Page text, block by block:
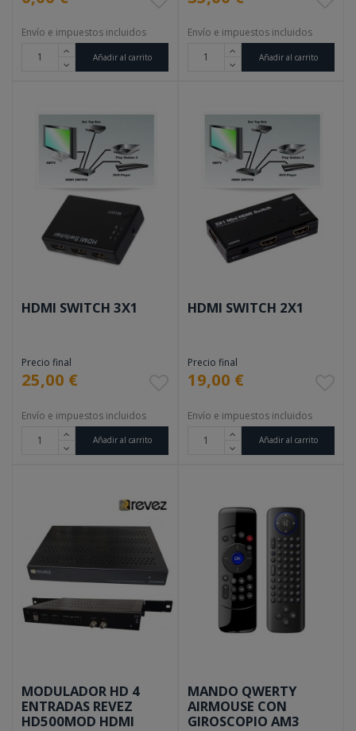
Envío e impuestos incluidos
Añadir al carrito
Envío e impuestos incluidos
Añadir al carrito
HDMI SWITCH 3X1
Precio final
25,00 €
Envío e impuestos incluidos
Añadir al carrito
HDMI SWITCH 2X1
Precio final
19,00 €
Envío e impuestos incluidos
Añadir al carrito
MODULADOR HD 4
ENTRADAS REVEZ
HD500MOD HDMI
MANDO QWERTY
AIRMOUSE CON
GIROSCOPIO AM3